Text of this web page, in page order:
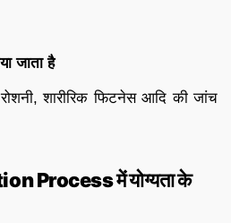
जाता है
शारीरिक फिटनेस आदि की जांच
Process में योग्यता के